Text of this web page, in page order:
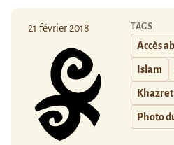
21 février 2018 TAGS
Accès
Islam
Photo